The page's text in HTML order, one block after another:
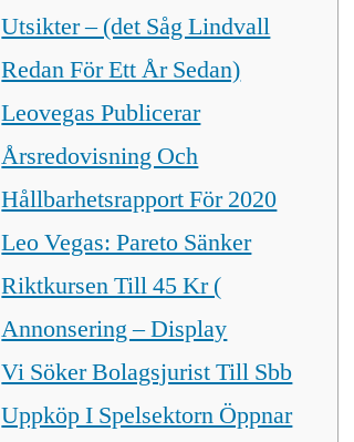
Utsikter – (det Såg Lindvall
Redan För Ett År Sedan)
Leovegas Publicerar
Årsredovisning Och
Hållbarhetsrapport För 2020
Leo Vegas: Pareto Sänker
Riktkursen Till 45 Kr (
Annonsering – Display
Vi Söker Bolagsjurist Till Sbb
Uppköp I Spelsektorn Öppnar